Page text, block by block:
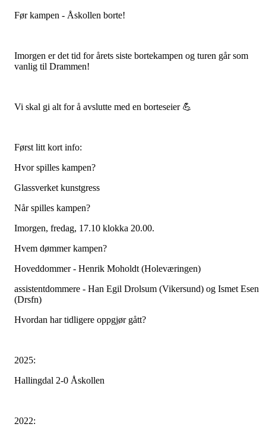
Før kampen - Åskollen borte!
Imorgen er det tid for årets siste bortekampen og turen går som
vanlig til Drammen!
Vi skal gi alt for å avslutte med en borteseier 💪
Først litt kort info:
Hvor spilles kampen?
Glassverket kunstgress
Når spilles kampen?
Imorgen, fredag, 17.10 klokka 20.00.
Hvem dømmer kampen?
Hoveddommer - Henrik Moholdt (Holeværingen)
assistentdommere - Han Egil Drolsum (Vikersund) og Ismet Esen
(Drsfn)
Hvordan har tidligere oppgjør gått?
2025:
Hallingdal 2-0 Åskollen
2022: